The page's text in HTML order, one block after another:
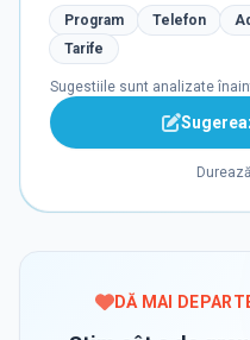
Program Telefon
Tarife
Sugestiile sunt analizate
DĂ MAI